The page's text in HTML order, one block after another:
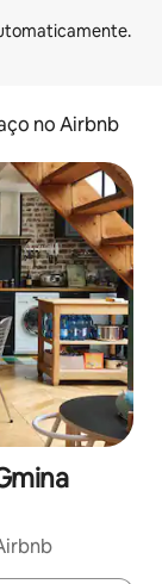
no Airbnb